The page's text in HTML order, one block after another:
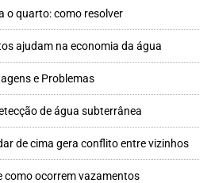
o quarto: como resolver
ajudam na economia da água
e Problemas
de água subterrânea
de cima gera conflito entre vizinhos
como ocorrem vazamentos